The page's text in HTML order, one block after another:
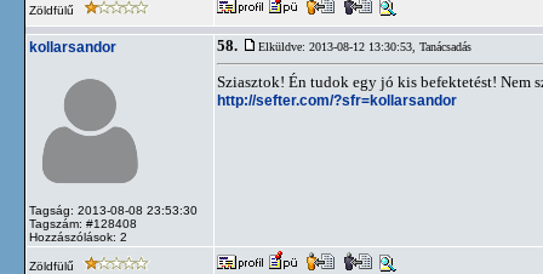
Zöldfülű
kollarsandor
Tagság: 2013-08-08 23:53:30
Tagszám: #128408
Hozzászólások: 2
58. Elküldve: 2013-08-12 13:30:53, Tanácsadás
Sziasztok! Én tudok egy jó kis befektetést! Nem
http://sefter.com/?sfr=kollarsandor
Zöldfülű